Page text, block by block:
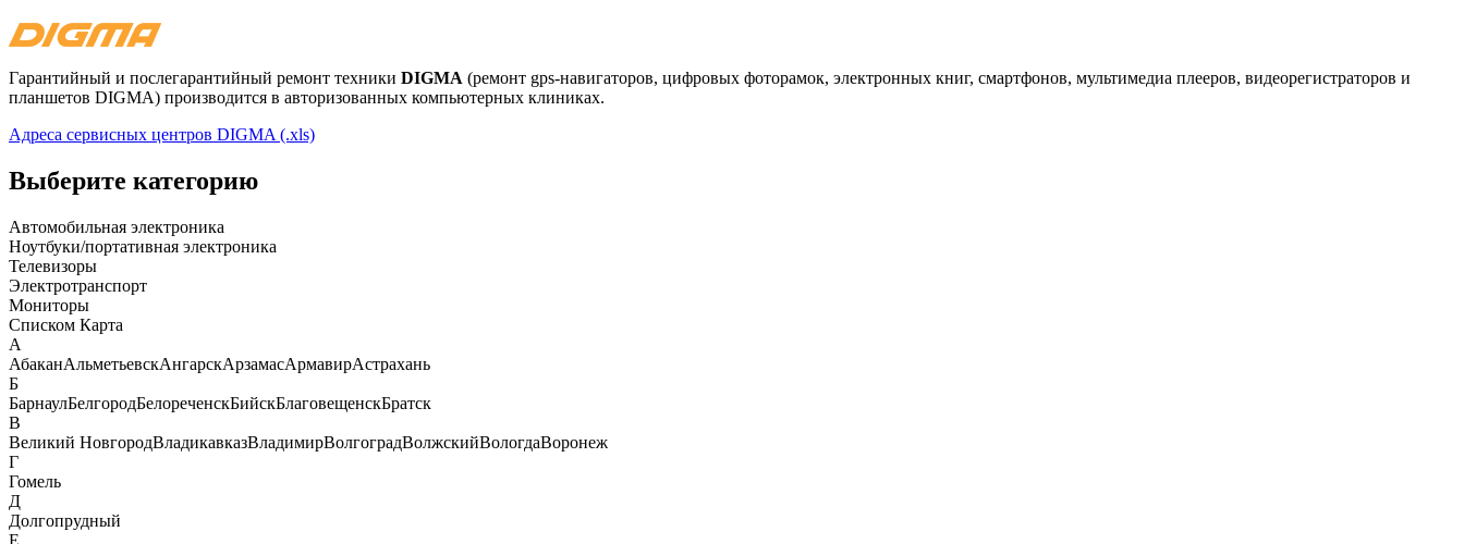
Гарантийный и послегарантийный ремонт техники DIGMA (ремонт gps-навигаторов, цифровых фоторамок, электронных книг, смартфонов, мультимедиа плееров, видеорегистраторов и
планшетов DIGMA) производится в авторизованных компьютерных клиниках.
Адреса сервисных центров DIGMA (.xls)
Выберите категорию
Автомобильная электроника
Ноутбуки/портативная электроника
Телевизоры
Электротранспорт
Мониторы
Списком Карта
А
АбаканАльметьевскАнгарскАрзамасАрмавирАстрахань
Б
БарнаулБелгородБелореченскБийскБлаговещенскБратск
В
Великий НовгородВладикавказВладимирВолгоградВолжскийВологдаВоронеж
Г
Гомель
Д
Долгопрудный